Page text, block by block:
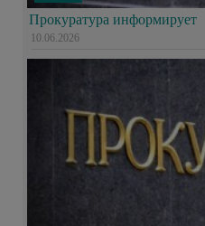
Прокуратура информирует
10.06.2026